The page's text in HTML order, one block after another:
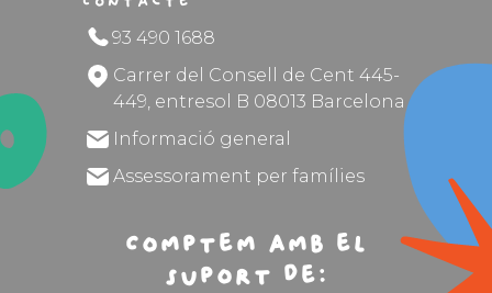
93 490 1688
Carrer del Consell de Cent 445-
449, entresol B 08013 Barcelona
Informació general
Assessorament per famílies
Comptem amb el
suport de: